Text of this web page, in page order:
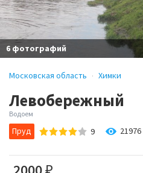
6 фотографий
Московская область Химки
Левобережный
Водоем
Пруд 9 21976